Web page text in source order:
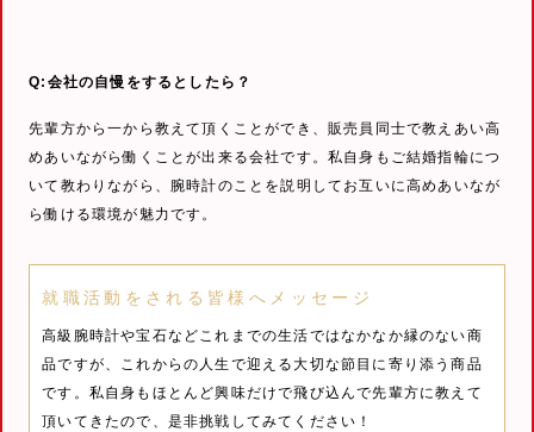
Q:会社の自慢をするとしたら？
先輩方から一から教えて頂くことができ、販売員同士で教えあい高
めあいながら働くことが出来る会社です。私自身もご結婚指輪につ
いて教わりながら、腕時計のことを説明してお互いに高めあいなが
ら働ける環境が魅力です。
就職活動をされる皆様へメッセージ
高級腕時計や宝石などこれまでの生活ではなかなか縁のない商
品ですが、これからの人生で迎える大切な節目に寄り添う商品
です。私自身もほとんど興味だけで飛び込んで先輩方に教えて
頂いてきたので、是非挑戦してみてください！